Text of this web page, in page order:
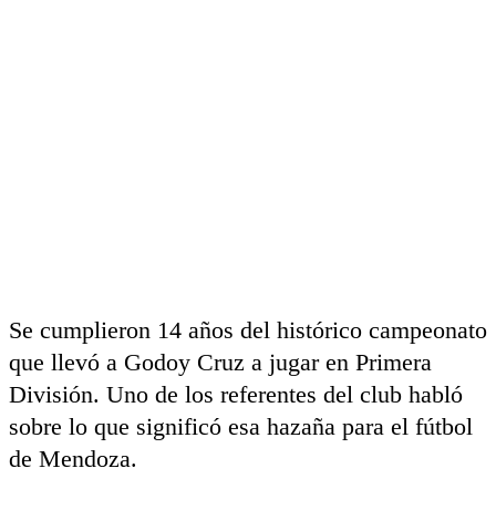
Se cumplieron 14 años del histórico campeonato
que llevó a Godoy Cruz a jugar en Primera
División. Uno de los referentes del club habló
sobre lo que significó esa hazaña para el fútbol
de Mendoza.